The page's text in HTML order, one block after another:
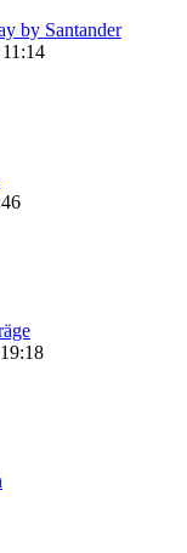
by Santander